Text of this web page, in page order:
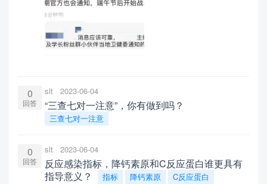
0
回答
slt 2023-06-04
“三查七对一注意”，你有做到吗？
三查七对一注意
0
回答
slt 2023-06-04
反应感染指标，降钙素原和C反应蛋白谁更具有
指导意义？
指标 降钙素原 C反应蛋白